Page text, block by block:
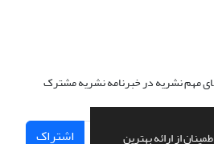
از ارائه بهترین
مهم نشریه در خبرنامه نشریه مشترک
اشتراک